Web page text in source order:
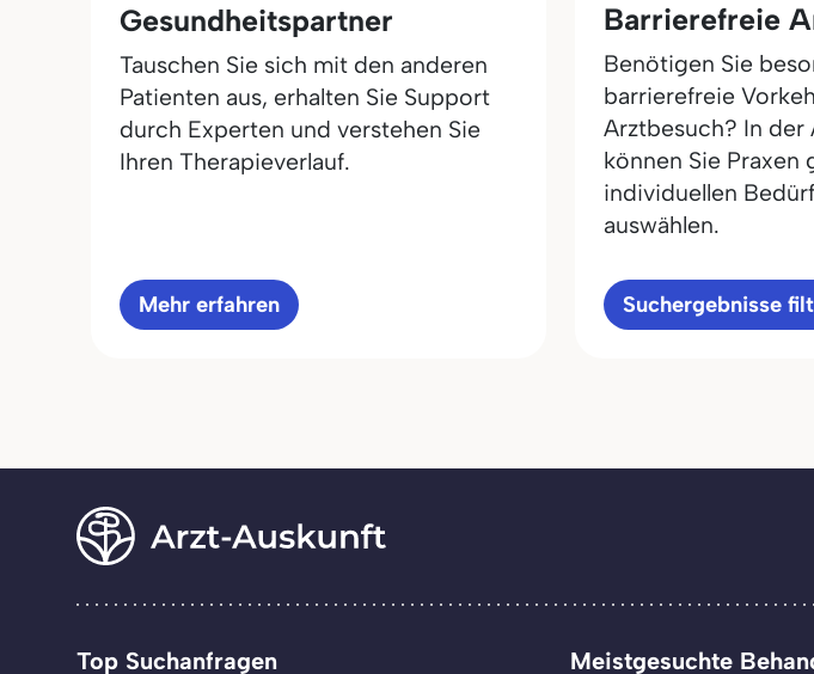
Gesundheitspartner
Tauschen Sie sich mit den anderen
Patienten aus, erhalten Sie Support
durch Experten und verstehen Sie
Ihren Therapieverlauf.
Mehr erfahren
Barrierefreie
Benötigen Sie
barrierefreie
Arztbesuch? In
können Sie Praxen
individuellen
auswählen.
Suchergebnisse
Top Suchanfragen Meistgesuchte